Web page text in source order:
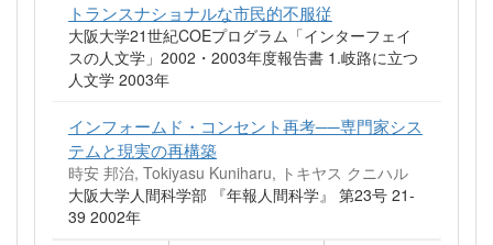
トランスナショナルな市民的不服従
大阪大学21世紀COEプログラム「インターフェイ
スの人文学」2002・2003年度報告書 1.岐路に立つ
人文学 2003年
インフォームド・コンセント再考──専門家シス
テムと現実の再構築
時安 邦治, Tokiyasu Kuniharu, トキヤス クニハル
大阪大学人間科学部 『年報人間科学』 第23号 21-
39 2002年